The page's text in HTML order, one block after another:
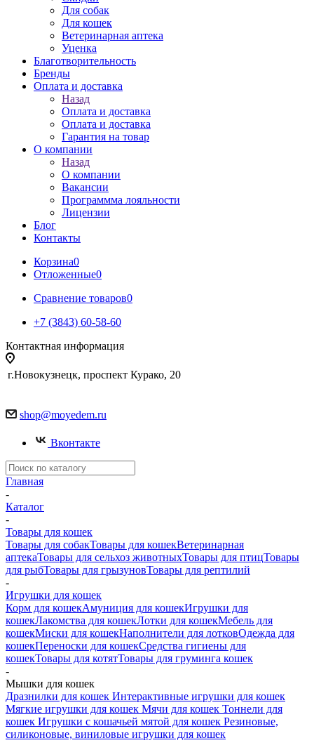
Для собак
Для кошек
Ветеринарная аптека
Уценка
Благотворительность
Бренды
Оплата и доставка
Назад
Оплата и доставка
Оплата и доставка
Гарантия на товар
О компании
Назад
О компании
Вакансии
Программма лояльности
Лицензии
Блог
Контакты
Корзина0
Отложенные0
Сравнение товаров0
+7 (3843) 60-58-60
Контактная информация
г.Новокузнецк, проспект Курако, 20
shop@moyedem.ru
Вконтакте
Главная
-
Каталог
-
Товары для кошек
Товары для собакТовары для кошекВетеринарная
аптекаТовары для сельхоз животныхТовары для птицТовары
для рыбТовары для грызуновТовары для рептилий
-
Игрушки для кошек
Корм для кошекАмуниция для кошекИгрушки для
кошекЛакомства для кошекЛотки для кошекМебель для
кошекМиски для кошекНаполнители для лотковОдежда для
кошекПереноски для кошекСредства гигиены для
кошекТовары для котятТовары для груминга кошек
-
Мышки для кошек
Дразнилки для кошек Интерактивные игрушки для кошек
Мягкие игрушки для кошек Мячи для кошек Тоннели для
кошек Игрушки с кошачьей мятой для кошек Резиновые,
силиконовые, виниловые игрушки для кошек